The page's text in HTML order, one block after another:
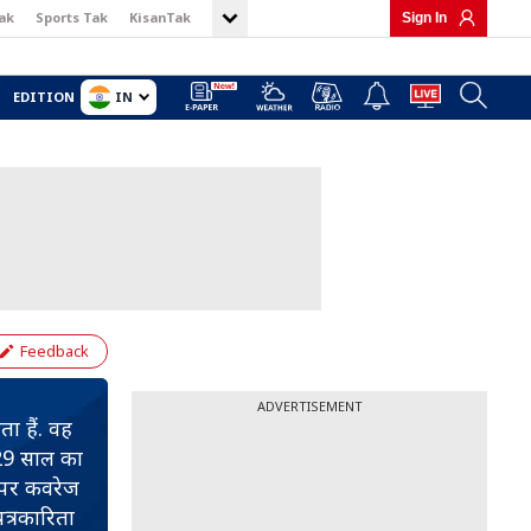
Sports Tak KisanTak Sign In
EDITION IN
Feedback
हैं. वह
साल का
पर कवरेज
ADVERTISEMENT